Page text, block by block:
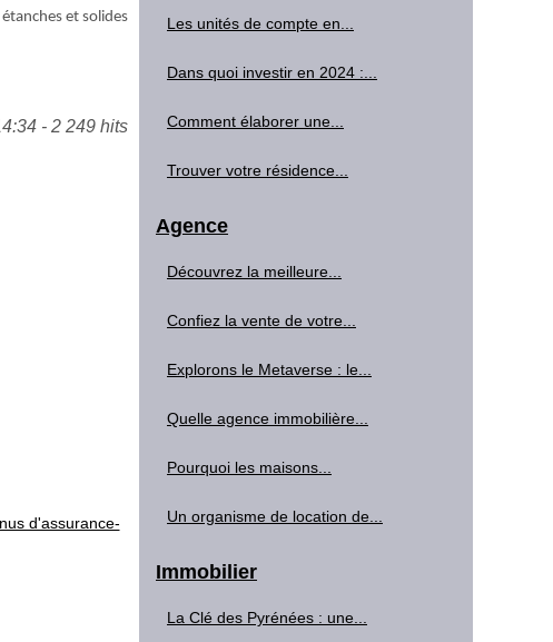
et solides
- 2 249 hits
d'assurance-
Les unités de compte en...
Dans quoi investir en 2024 :...
Comment élaborer une...
Trouver votre résidence...
Agence
Découvrez la meilleure...
Confiez la vente de votre...
Explorons le Metaverse : le...
Quelle agence immobilière...
Pourquoi les maisons...
Un organisme de location de...
Immobilier
La Clé des Pyrénées : une...